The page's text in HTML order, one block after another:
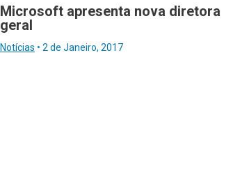
Microsoft apresenta nova diretora
geral
Notícias • 2 de Janeiro, 2017